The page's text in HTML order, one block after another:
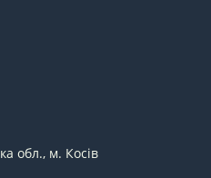
обл., м. Косів